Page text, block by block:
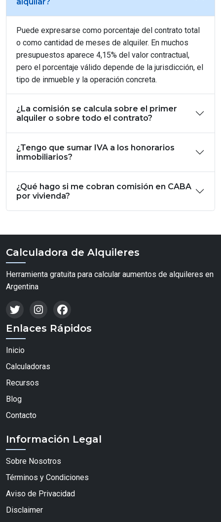
Puede expresarse como porcentaje del contrato total
o como cantidad de meses de alquiler. En muchos
presupuestos aparece 4,15% del valor contractual,
pero el porcentaje válido depende de la jurisdicción, el
tipo de inmueble y la operación concreta.
¿La comisión se calcula sobre el primer
alquiler o sobre todo el contrato?
¿Tengo que sumar IVA a los honorarios
inmobiliarios?
¿Qué hago si me cobran comisión en CABA
por vivienda?
Calculadora de Alquileres
Herramienta gratuita para calcular aumentos de alquileres en
Argentina
Enlaces Rápidos
Inicio
Calculadoras
Recursos
Blog
Contacto
Información Legal
Sobre Nosotros
Términos y Condiciones
Aviso de Privacidad
Disclaimer